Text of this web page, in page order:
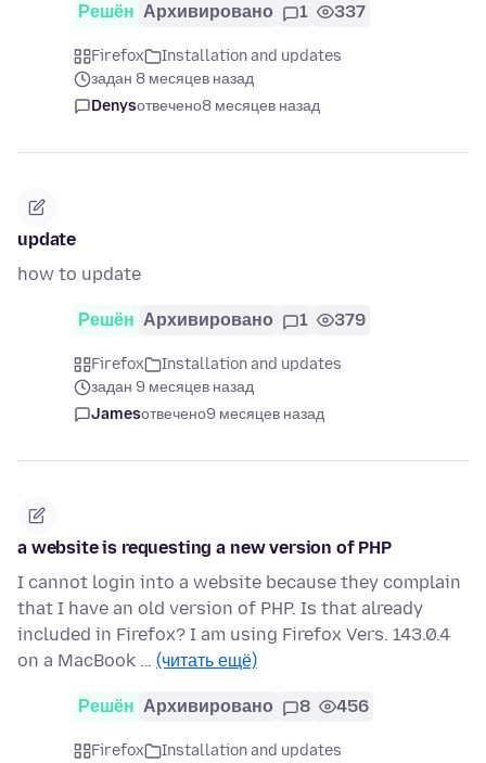
Решён Архивировано 1 337
Firefox
Installation and updates
задан 8 месяцев назад
Denysотвечено8 месяцев назад
update
how to update
Решён Архивировано 1 379
Firefox
Installation and updates
задан 9 месяцев назад
Jamesотвечено9 месяцев назад
a website is requesting a new version of PHP
I cannot login into a website because they complain
that I have an old version of PHP. Is that already
included in Firefox? I am using Firefox Vers. 143.0.4
on a MacBook … (читать ещё)
Решён Архивировано 8 456
Firefox
Installation and updates